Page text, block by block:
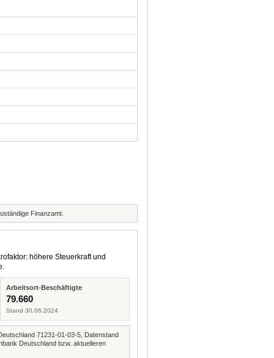
Finanzamt.
höhere Steuerkraft und
Arbeitsort-Beschäftigte
79.660
Stand 30.06.2024
71231-01-03-5, Datenstand
Deutschland bzw. aktuelleren